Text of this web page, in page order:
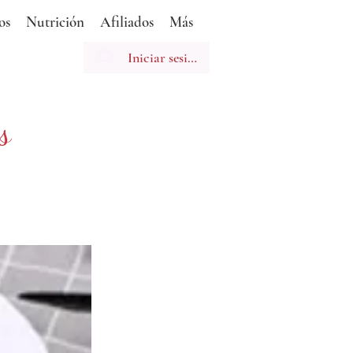
Nutrición Afiliados Más
Iniciar sesión